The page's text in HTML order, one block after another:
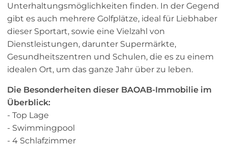
Unterhaltungsmöglichkeiten finden. In der Gegend
gibt es auch mehrere Golfplätze, ideal für Liebhaber
dieser Sportart, sowie eine Vielzahl von
Dienstleistungen, darunter Supermärkte,
Gesundheitszentren und Schulen, die es zu einem
idealen Ort, um das ganze Jahr über zu leben.
Die Besonderheiten dieser BAOAB-Immobilie im
Überblick:
- Top Lage
- Swimmingpool
- 4 Schlafzimmer